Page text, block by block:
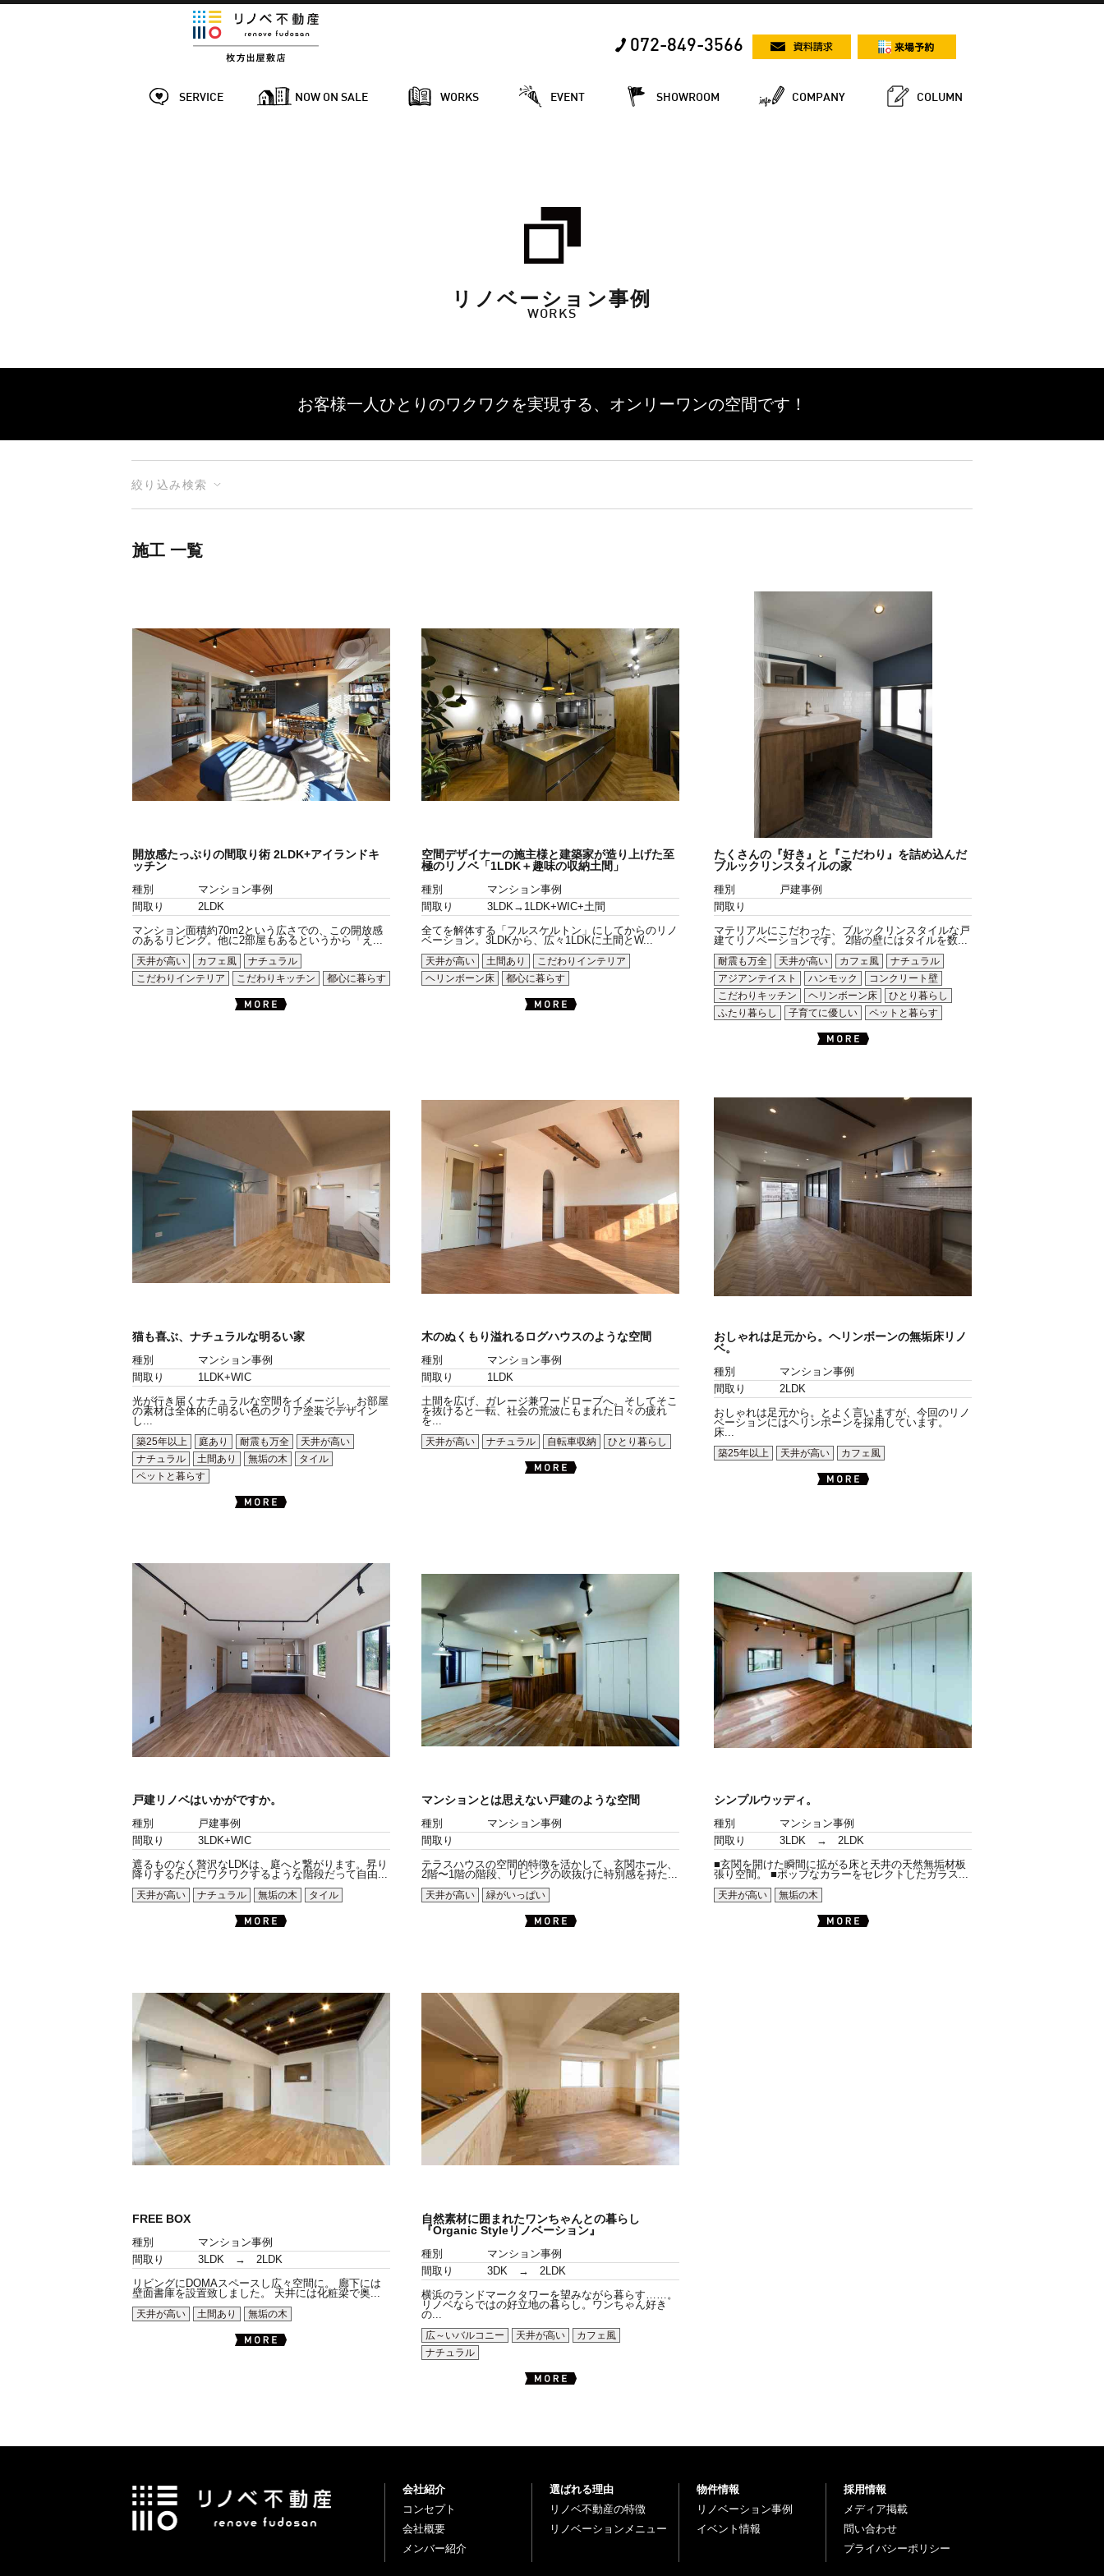
072-849-3566
SERVICE NOW ON SALE WORKS EVENT SHOWROOM COMPANY COLUMN
リノベーション事例
WORKS
お客様一人ひとりのワクワクを実現する、 オンリーワンの空間です！
絞り込み検索
施工 一覧
開放感たっぷりの間取り術 2LDK+アイランドキ
ッチン
種別
マンション事例
間取り
2LDK
マンション面積約70m2という広さでの、この開放感
のあるリビング。他に2部屋もあるというから「え...
天井が高い
カフェ風
ナチュラル
こだわりインテリア
こだわりキッチン 都心に暮らす
空間デザイナーの施主様と建築家が造り上げた至
極のリノベ「1LDK＋趣味の収納土間」
種別
マンション事例
間取り
3LDK→1LDK+WIC+土間
全てを解体する「フルスケルトン」にしてからのリノ
ベーション。3LDKから、広々1LDKに土間とW...
天井が高い
土間あり
こだわりインテリア
ヘリンボーン床
都心に暮らす
たくさんの『好き』と『こだわり』を詰め込んだ
ブルックリンスタイルの家
種別
戸建事例
間取り
マテリアルにこだわった、ブルックリンスタイルな戸
建てリノベーションです。 2階の壁にはタイルを数...
耐震も万全
天井が高い カフェ風
ナチュラル
アジアンテイスト
ハンモック
コンクリート壁
こだわりキッチン
ヘリンボーン床
ひとり暮らし
ふたり暮らし
子育てに優しい ペットと暮らす
猫も喜ぶ、ナチュラルな明るい家
種別
マンション事例
間取り
1LDK+WIC
光が行き届くナチュラルな空間をイメージし、お部屋
の素材は全体的に明るい色のクリア塗装でデザイン
し...
築25年以上
庭あり 耐震も万全
天井が高い
ナチュラル
土間あり 無垢の木
タイル
ペットと暮らす
木のぬくもり溢れるログハウスのような空間
種別
マンション事例
間取り
1LDK
土間を広げ、ガレージ兼ワードローブへ。そしてそこ
を抜けると一転、社会の荒波にもまれた日々の疲れ
を...
天井が高い
ナチュラル 自転車収納 ひとり暮らし
おしゃれは足元から。ヘリンボーンの無垢床リノ
ベ。
種別
マンション事例
間取り
2LDK
おしゃれは足元から。とよく言いますが、今回のリノ
ベーションにはヘリンボーンを採用しています。
床...
築25年以上
天井が高い カフェ風
戸建リノベはいかがですか。
種別
戸建事例
間取り
3LDK+WIC
遮るものなく贅沢なLDKは、庭へと繋がります。昇り
降りするたびにワクワクするような階段だって自由...
天井が高い
ナチュラル 無垢の木 タイル
マンションとは思えない戸建のような空間
種別
マンション事例
間取り
テラスハウスの空間的特徴を活かして、玄関ホール、
2階〜1階の階段、リビングの吹抜けに特別感を持た...
天井が高い
緑がいっぱい
シンプルウッディ。
種別
マンション事例
間取り
3LDK → 2LDK
■玄関を開けた瞬間に拡がる床と天井の天然無垢材板
張り空間。 ■ポップなカラーをセレクトしたガラス...
天井が高い
無垢の木
FREE BOX
種別
マンション事例
間取り
3LDK → 2LDK
リビングにDOMAスペースし広々空間に。 廊下には
壁面書庫を設置致しました。 天井には化粧梁で奥...
天井が高い
土間あり 無垢の木
自然素材に囲まれたワンちゃんとの暮らし
『Organic Styleリノベーション』
種別
マンション事例
間取り
3DK → 2LDK
横浜のランドマークタワーを望みながら暮らす……。
リノベならではの好立地の暮らし。ワンちゃん好き
の...
広～いバルコニー
天井が高い
カフェ風
ナチュラル
会社紹介
コンセプト
会社概要
メンバー紹介
選ばれる理由
リノベ不動産の特徴
リノベーションメニュー
物件情報
リノベーション事例
イベント情報
採用情報
メディア掲載
問い合わせ
プライバシーポリシー